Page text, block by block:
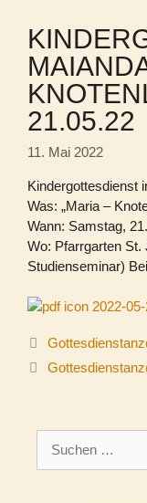
21.05.22
11. Mai 2022
Kindergottesdienst
Was: „Maria –
Wann: Samstag,
Wo: Pfarrgarten St.
Studienseminar)
2022-
nach: